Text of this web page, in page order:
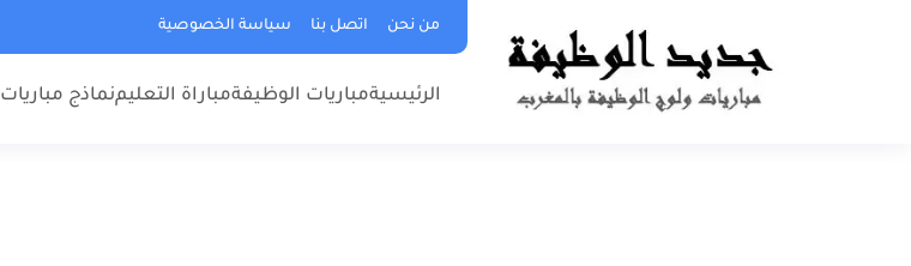
من نحن اتصل بنا سياسة الخصوصية
الرئيسيةمباريات الوظيفةمباراة التعليمنماذج مباريات